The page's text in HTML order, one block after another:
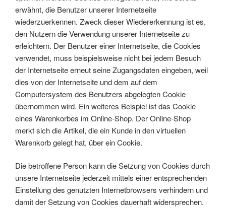
erwähnt, die Benutzer unserer Internetseite
wiederzuerkennen. Zweck dieser Wiedererkennung ist es,
den Nutzern die Verwendung unserer Internetseite zu
erleichtern. Der Benutzer einer Internetseite, die Cookies
verwendet, muss beispielsweise nicht bei jedem Besuch
der Internetseite erneut seine Zugangsdaten eingeben, weil
dies von der Internetseite und dem auf dem
Computersystem des Benutzers abgelegten Cookie
übernommen wird. Ein weiteres Beispiel ist das Cookie
eines Warenkorbes im Online-Shop. Der Online-Shop
merkt sich die Artikel, die ein Kunde in den virtuellen
Warenkorb gelegt hat, über ein Cookie.
Die betroffene Person kann die Setzung von Cookies durch
unsere Internetseite jederzeit mittels einer entsprechenden
Einstellung des genutzten Internetbrowsers verhindern und
damit der Setzung von Cookies dauerhaft widersprechen.